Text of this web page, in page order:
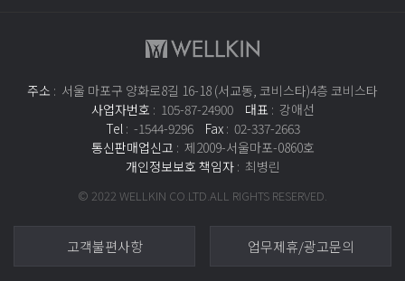
주소 : 서울 마포구 양화로8길 16-18 (서교동, 코비스타)4층 코비스타
사업자번호 : 105-87-24900 대표 : 강애선
Tel: -1544-9296 Fax: 02-337-2663
통신판매업신고 : 제2009-서울마포-0860호
개인정보보호 책임자: 최병린
© 2022 WELLKIN CO.LTD.ALL RIGHTS RESERVED.
고객불편사항 업무제휴/광고문의